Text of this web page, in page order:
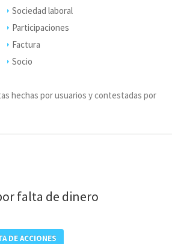
Sociedad laboral
Participaciones
Factura
Socio
hechas por usuarios y contestadas por
falta de dinero
DE ACCIONES